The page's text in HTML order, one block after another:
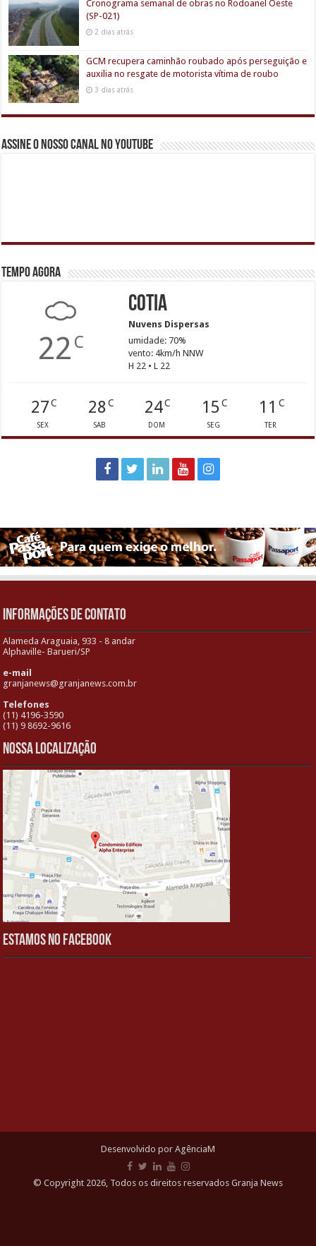
Cronograma semanal de obras no Rodoanel Oeste
(SP-021)
2 dias atrás
GCM recupera caminhão roubado após perseguição e
auxilia no resgate de motorista vítima de roubo
3 dias atrás
Assine o nosso canal no youtube
Tempo agora
22 C
Cotia
Nuvens Dispersas
umidade: 70%
vento: 4km/h NNW
H 22 • L 22
27C
SEX
28C
SAB
24C
DOM
15C
SEG
11 C
TER
INFORMAÇÕES DE CONTATO
Alameda Araguaia, 933 - 8 andar
Alphaville- Barueri/SP
e-mail
granjanews@granjanews.com.br
Telefones
(11) 4196-3590
(11) 9 8692-9616
Nossa localização
Estamos no Facebook
Desenvolvido por AgênciaM
© Copyright 2026, Todos os direitos reservados Granja News